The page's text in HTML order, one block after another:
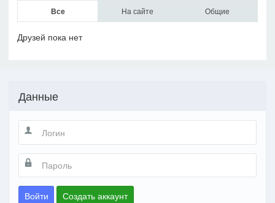
Все На сайте Общие
Друзей пока нет
Данные
Войти Создать аккаунт